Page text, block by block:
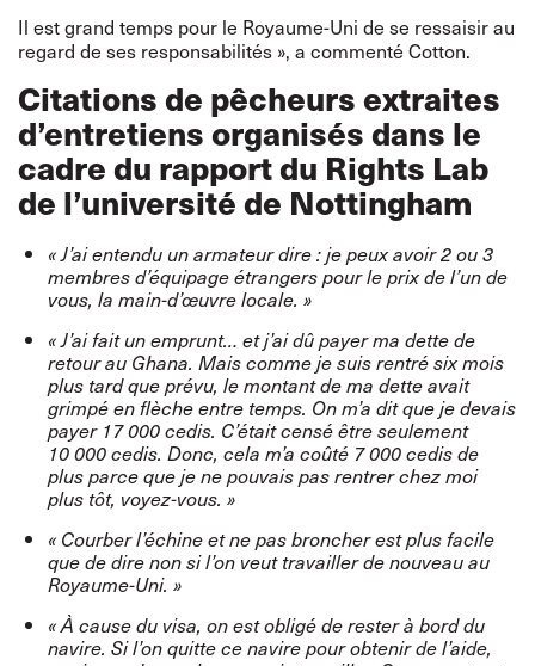
Il est grand temps pour le Royaume-Uni de se ressaisir au
regard de ses responsabilités », a commenté Cotton.
Citations de pêcheurs extraites
d’entretiens organisés dans le
cadre du rapport du Rights Lab
de l’université de Nottingham
« J’ai entendu un armateur dire : je peux avoir 2 ou 3
membres d’équipage étrangers pour le prix de l’un de
vous, la main-d’œuvre locale. »
« J’ai fait un emprunt… et j’ai dû payer ma dette de
retour au Ghana. Mais comme je suis rentré six mois
plus tard que prévu, le montant de ma dette avait
grimpé en flèche entre temps. On m’a dit que je devais
payer 17 000 cedis. C’était censé être seulement
10 000 cedis. Donc, cela m’a coûté 7 000 cedis de
plus parce que je ne pouvais pas rentrer chez moi
plus tôt, voyez-vous. »
« Courber l’échine et ne pas broncher est plus facile
que de dire non si l’on veut travailler de nouveau au
Royaume-Uni. »
« À cause du visa, on est obligé de rester à bord du
navire. Si l’on quitte ce navire pour obtenir de l’aide,